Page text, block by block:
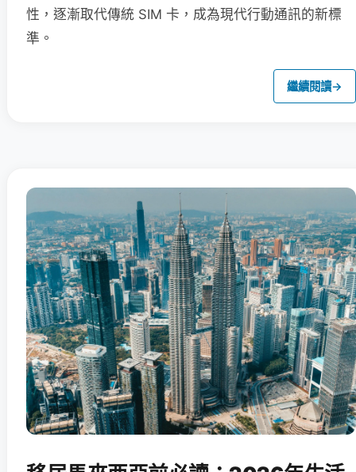
性，逐漸取代傳統 SIM 卡，成為現代行動通訊的新標
準。
繼續閱讀→